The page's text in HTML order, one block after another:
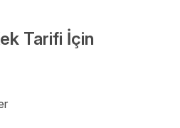
Tarifi İçin